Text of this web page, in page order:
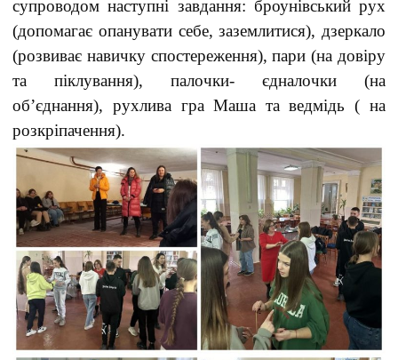
супроводом наступні завдання: броунівський рух
(допомагає опанувати себе, заземлитися), дзеркало
(розвиває навичку спостереження), пари (на довіру
та піклування), палочки- єдналочки (на
об’єднання), рухлива гра Маша та ведмідь ( на
розкріпачення).